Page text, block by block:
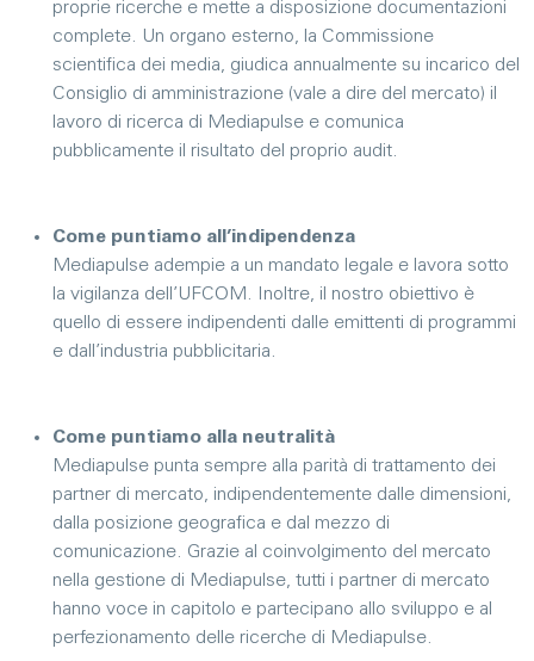
proprie ricerche e mette a disposizione documentazioni
complete. Un organo esterno, la Commissione
scientifica dei media, giudica annualmente su incarico del
Consiglio di amministrazione (vale a dire del mercato) il
lavoro di ricerca di Mediapulse e comunica
pubblicamente il risultato del proprio audit.
Come puntiamo all’indipendenza
Mediapulse adempie a un mandato legale e lavora sotto
la vigilanza dell’UFCOM. Inoltre, il nostro obiettivo è
quello di essere indipendenti dalle emittenti di programmi
e dall’industria pubblicitaria.
Come puntiamo alla neutralità
Mediapulse punta sempre alla parità di trattamento dei
partner di mercato, indipendentemente dalle dimensioni,
dalla posizione geografica e dal mezzo di
comunicazione. Grazie al coinvolgimento del mercato
nella gestione di Mediapulse, tutti i partner di mercato
hanno voce in capitolo e partecipano allo sviluppo e al
perfezionamento delle ricerche di Mediapulse.